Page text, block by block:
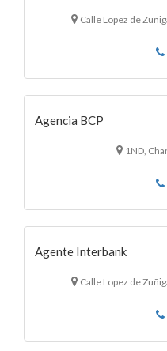
Calle Lopez de
Agencia BCP
1ND,
Agente Interbank
Calle Lopez de